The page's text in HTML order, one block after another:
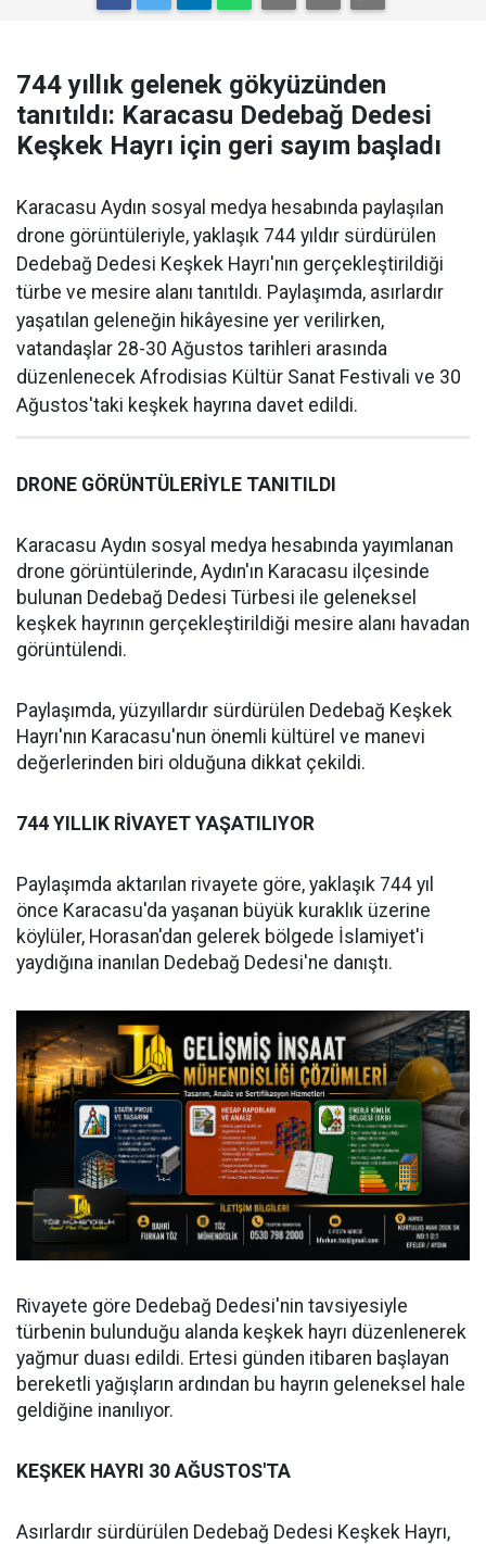
744 yıllık gelenek gökyüzünden
tanıtıldı: Karacasu Dedebağ Dedesi
Keşkek Hayrı için geri sayım başladı
Karacasu Aydın sosyal medya hesabında paylaşılan
drone görüntüleriyle, yaklaşık 744 yıldır sürdürülen
Dedebağ Dedesi Keşkek Hayrı'nın gerçekleştirildiği
türbe ve mesire alanı tanıtıldı. Paylaşımda, asırlardır
yaşatılan geleneğin hikâyesine yer verilirken,
vatandaşlar 28-30 Ağustos tarihleri arasında
düzenlenecek Afrodisias Kültür Sanat Festivali ve 30
Ağustos'taki keşkek hayrına davet edildi.
DRONE GÖRÜNTÜLERİYLE TANITILDI
Karacasu Aydın sosyal medya hesabında yayımlanan
drone görüntülerinde, Aydın'ın Karacasu ilçesinde
bulunan Dedebağ Dedesi Türbesi ile geleneksel
keşkek hayrının gerçekleştirildiği mesire alanı havadan
görüntülendi.
Paylaşımda, yüzyıllardır sürdürülen Dedebağ Keşkek
Hayrı'nın Karacasu'nun önemli kültürel ve manevi
değerlerinden biri olduğuna dikkat çekildi.
744 YILLIK RİVAYET YAŞATILIYOR
Paylaşımda aktarılan rivayete göre, yaklaşık 744 yıl
önce Karacasu'da yaşanan büyük kuraklık üzerine
köylüler, Horasan'dan gelerek bölgede İslamiyet'i
yaydığına inanılan Dedebağ Dedesi'ne danıştı.
Rivayete göre Dedebağ Dedesi'nin tavsiyesiyle
türbenin bulunduğu alanda keşkek hayrı düzenlenerek
yağmur duası edildi. Ertesi günden itibaren başlayan
bereketli yağışların ardından bu hayrın geleneksel hale
geldiğine inanılıyor.
KEŞKEK HAYRI 30 AĞUSTOS'TA
Asırlardır sürdürülen Dedebağ Dedesi Keşkek Hayrı,